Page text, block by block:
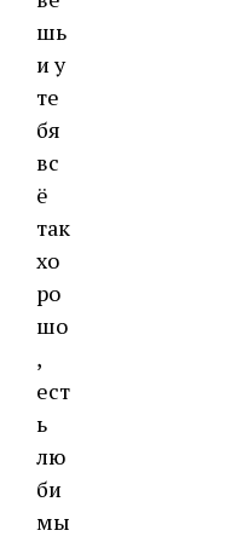
шь
и у
те
бя
вс
ё
так
хо
ро
шо
,
ест
ь
лю
би
мы